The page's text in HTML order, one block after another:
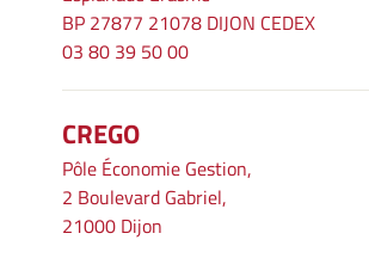
BP 27877 21078 DIJON CEDEX
03 80 39 50 00
CREGO
Pôle Économie Gestion,
2 Boulevard Gabriel,
21000 Dijon